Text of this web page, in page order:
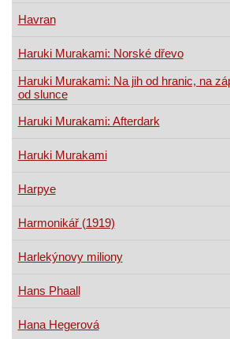
Havran
Haruki Murakami: Norské dřevo
Haruki Murakami: Na jih od hranic, na
od slunce
Haruki Murakami: Afterdark
Haruki Murakami
Harpye
Harmonikář (1919)
Harlekýnovy miliony
Hans Phaall
Hana Hegerová